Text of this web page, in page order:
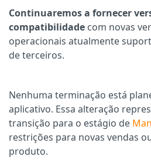
Continuaremos a fornecer
compatibilidade com novas
operacionais atualmente
de terceiros.
Nenhuma terminação está
aplicativo. Essa alteração
transição para o estágio de
restrições para novas vendas
produto.